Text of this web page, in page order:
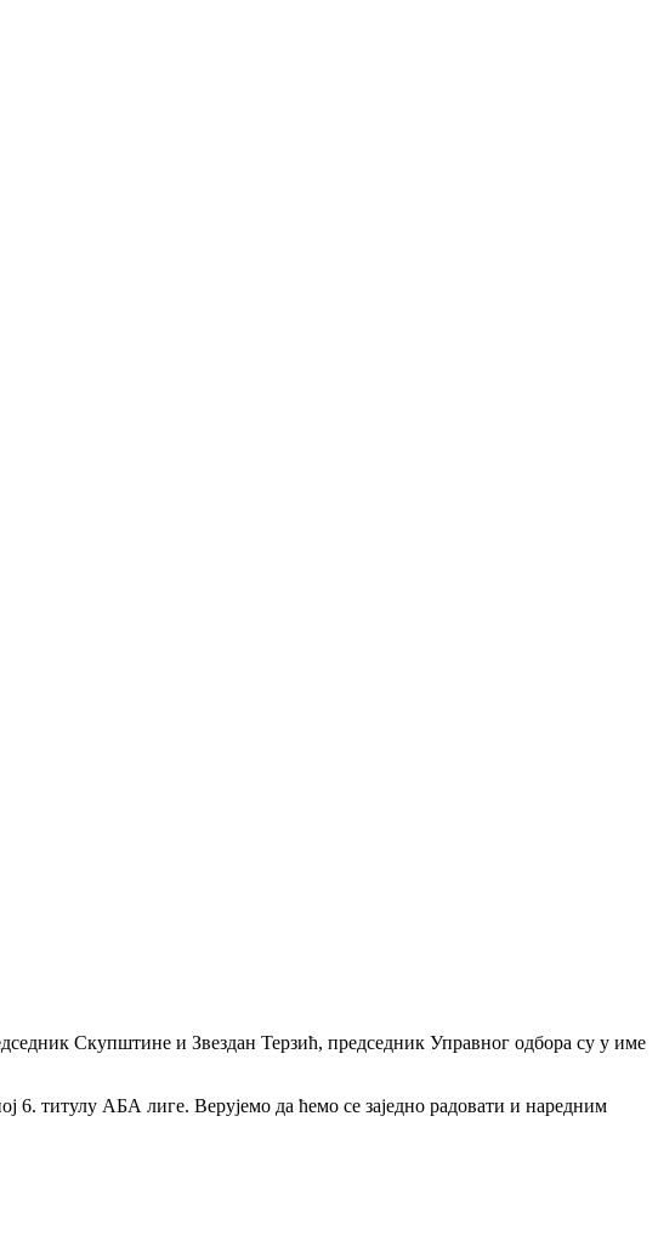
Скупштине и Звездан Терзић, председник Управног одбора су у име
6. титулу АБА лиге. Верујемо да ћемо се заједно радовати и наредним